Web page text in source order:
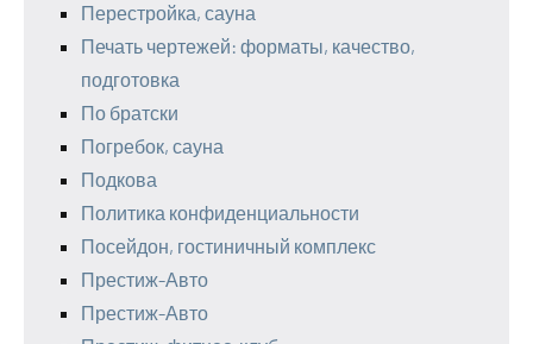
Перестройка, сауна
Печать чертежей: форматы, качество,
подготовка
По братски
Погребок, сауна
Подкова
Политика конфиденциальности
Посейдон, гостиничный комплекс
Престиж-Авто
Престиж-Авто